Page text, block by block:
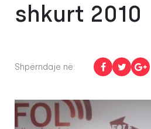
shkurt 2010
Shpërndaje në: